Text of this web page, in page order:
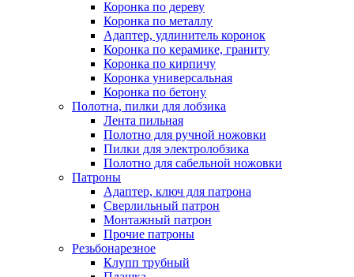
Коронка по дереву
Коронка по металлу
Адаптер, удлинитель коронок
Коронка по керамике, граниту
Коронка по кирпичу
Коронка универсальная
Коронка по бетону
Полотна, пилки для лобзика
Лента пильная
Полотно для ручной ножовки
Пилки для электролобзика
Полотно для сабельной ножовки
Патроны
Адаптер, ключ для патрона
Сверлильный патрон
Монтажный патрон
Прочие патроны
Резьбонарезное
Клупп трубный